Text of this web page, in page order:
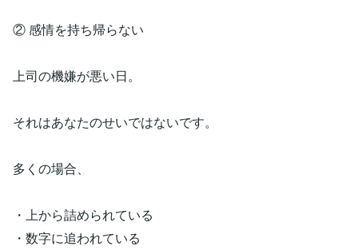
② 感情を持ち帰らない
上司の機嫌が悪い日。
それはあなたのせいではないです。
多くの場合、
・上から詰められている
・数字に追われている